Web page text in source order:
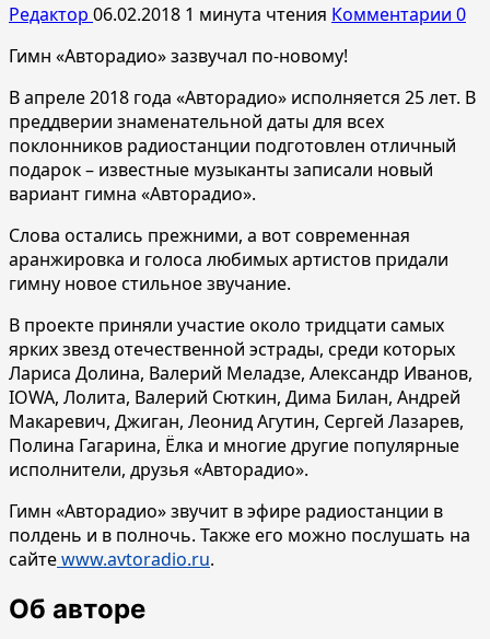
Редактор 06.02.2018 1 минута чтения Комментарии 0
Гимн «Авторадио» зазвучал по-новому!
В апреле 2018 года «Авторадио» исполняется 25 лет. В
преддверии знаменательной даты для всех
поклонников радиостанции подготовлен отличный
подарок – известные музыканты записали новый
вариант гимна «Авторадио».
Слова остались прежними, а вот современная
аранжировка и голоса любимых артистов придали
гимну новое стильное звучание.
В проекте приняли участие около тридцати самых
ярких звезд отечественной эстрады, среди которых
Лариса Долина, Валерий Меладзе, Александр Иванов,
IOWA, Лолита, Валерий Сюткин, Дима Билан, Андрей
Макаревич, Джиган, Леонид Агутин, Сергей Лазарев,
Полина Гагарина, Ёлка и многие другие популярные
исполнители, друзья «Авторадио».
Гимн «Авторадио» звучит в эфире радиостанции в
полдень и в полночь. Также его можно послушать на
сайтеwww.avtoradio.ru.
Об авторе